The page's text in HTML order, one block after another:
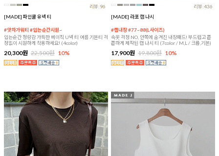
리뷰:96
[MADE] 파인쿨 유넥 티
#앗차가워티 #입는순간시원~
입는순간 청량감 가득한 베이직 U넥 티 여름 기본티 걱
정없이 시원하게 착용하세요! (4color)
20,300원 22,500원 10%
리뷰:436
[MADE] 라포 캡 나시
#캡내장 #77~88(L사이즈)
속옷 걱정 NO, 안쪽에 숨겨진 내장패드! 부드럽고 쫀
쫀하게 제작된 캡 나시 티 (7color / M,L / 크롭,기본)
17,900원 19,800원 10%